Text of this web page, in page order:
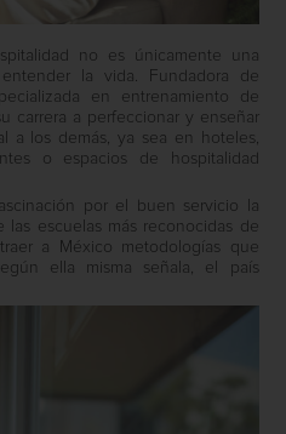
no es únicamente una
la vida. Fundadora de
en entrenamiento de
carrera a perfeccionar y enseñar
a los demás, ya sea en hoteles,
o espacios de hospitalidad
por el buen servicio la
las escuelas más reconocidas de
a México metodologías que
ella misma señala, el país